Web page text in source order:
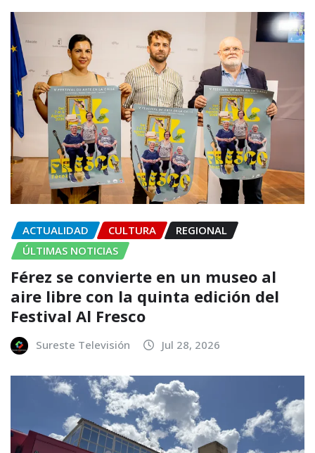
ACTUALIDAD CULTURA
REGIONAL
ÚLTIMAS NOTICIAS
Férez se convierte en un museo al
aire libre con la quinta edición del
Festival Al Fresco
Sureste Televisión Jul 28, 2026